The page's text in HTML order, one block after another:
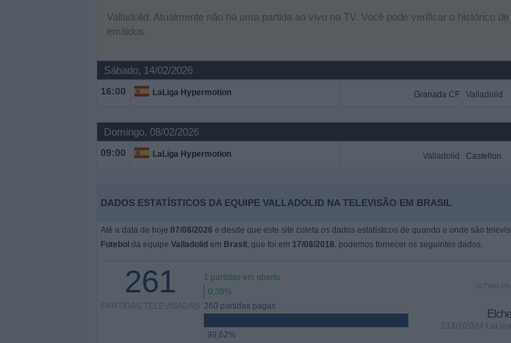
Valladolid: Atualmente não há uma partida ao vivo na TV. Você pode verificar o histórico
emitidos.
Sábado, 14/02/2026
16:00 LaLiga Hypermotion Granada CF Valladolid
Domingo, 08/02/2026
09:00 LaLiga Hypermotion Valladolid Castellon
DADOS ESTATÍSTICOS DA EQUIPE VALLADOLID NA TELEVISÃO EM BRASIL
Até a data de hoje 07/08/2026 e desde que este site coleta os dados estatísticos de quando e onde são
Futebol da equipe Valladolid em Brasil , que foi em 17/08/2018, podemos fornecer os seguintes dados:
261
PARTIDAS TELEVISADAS
1 partidas em aberto
0,38%
260 partidas pagas
99,62%
ÚLTIMA
21/01/2024